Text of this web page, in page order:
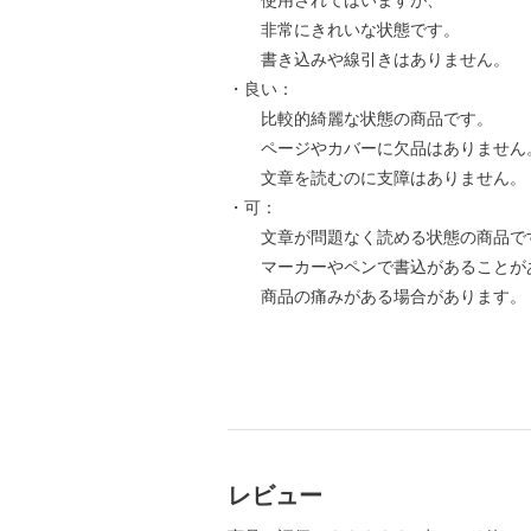
非常にきれいな状態です。
書き込みや線引きはありません。
・良い：
比較的綺麗な状態の商品です。
ページやカバーに欠品はありません
文章を読むのに支障はありません。
・可：
文章が問題なく読める状態の商品で
マーカーやペンで書込があることが
商品の痛みがある場合があります。
レビュー